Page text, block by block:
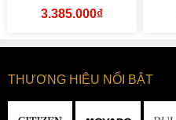
3.385.000₫
THƯƠNG HIỆU NỔI BẬT